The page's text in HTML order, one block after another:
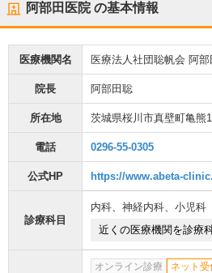
阿部田医院の基本情報
医療機関名 医療法人社団聡帆会 阿
院長 阿部田聡
所在地 茨城県桜川市真壁町亀熊
電話 0296-55-0305
公式HP https://www.abeta-
診療科目
内科、 神経内科、 小児科
近くの医療機関を診療
オンライン診療 ネット受